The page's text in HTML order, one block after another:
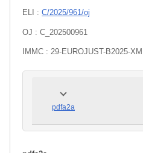
ELI : C/2025/961/oj
OJ : C_202500961
IMMC : 29-EUROJUST-B2025-XML
pdfa2a